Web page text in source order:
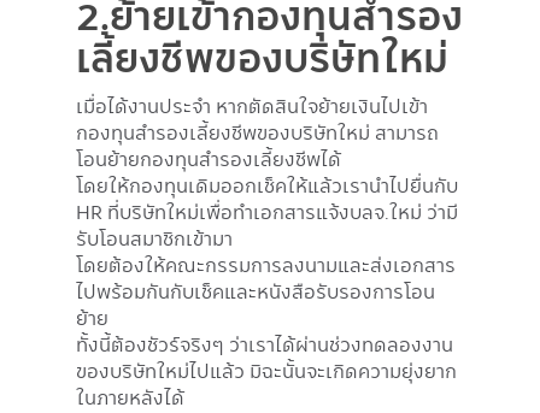
2.ย้ายเข้ากองทุนสำรอง
เลี้ยงชีพของบริษัทใหม่
เมื่อได้งานประจำ หากตัดสินใจย้ายเงินไปเข้า
กองทุนสำรองเลี้ยงชีพของบริษัทใหม่ สามารถ
โอนย้ายกองทุนสำรองเลี้ยงชีพได้
โดยให้กองทุนเดิมออกเช็คให้แล้วเรานำไปยื่นกับ
HR ที่บริษัทใหม่เพื่อทำเอกสารแจ้งบลจ.ใหม่ ว่ามี
รับโอนสมาชิกเข้ามา
โดยต้องให้คณะกรรมการลงนามและส่งเอกสาร
ไปพร้อมกันกับเช็คและหนังสือรับรองการโอน
ย้าย
ทั้งนี้ต้องชัวร์จริงๆ ว่าเราได้ผ่านช่วงทดลองงาน
ของบริษัทใหม่ไปแล้ว มิฉะนั้นจะเกิดความยุ่งยาก
ในภายหลังได้